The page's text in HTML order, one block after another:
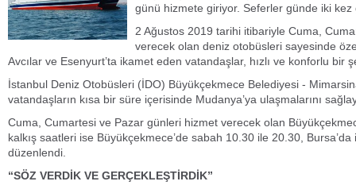
günü hizmete giriyor. Seferler günde iki
2 Ağustos 2019 tarihi itibariyle Cuma,
verecek olan deniz otobüsleri sayesinde
Avcılar ve Esenyurt’ta ikamet eden vatandaşlar, hızlı ve konforlu bir
İstanbul Deniz Otobüsleri (İDO) Büyükçekmece Belediyesi -
vatandaşların kısa bir süre içerisinde Mudanya’ya ulaşmalarını
Cuma, Cumartesi ve Pazar günleri hizmet verecek olan
kalkış saatleri ise Büyükçekmece’de sabah 10.30 ile 20.30,
düzenlendi.
“SÖZ VERDİK VE GERÇEKLEŞTİRDİK”